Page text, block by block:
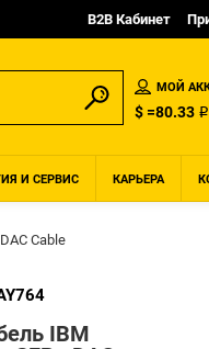
B2B Кабинет
МОЙ
$ =80.33 ₽
И СЕРВИС КАРЬЕРА
Cable
IBM